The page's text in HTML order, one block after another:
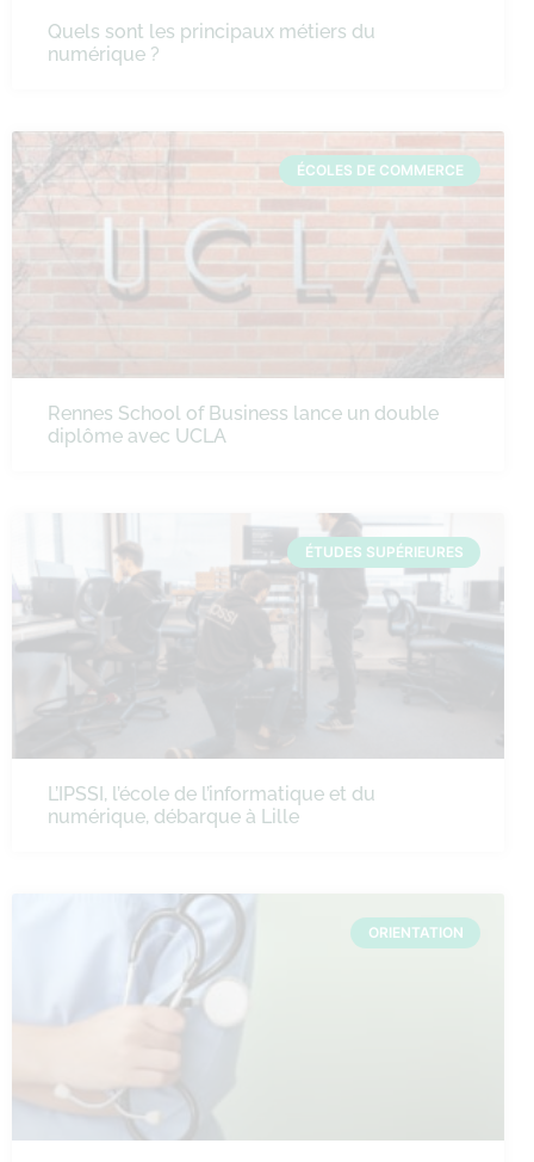
Quels sont les principaux métiers du
numérique ?
ÉCOLES DE COMMERCE
Rennes School of Business lance un double
diplôme avec UCLA
ÉTUDES SUPÉRIEURES
L’IPSSI, l’école de l’informatique et du
numérique, débarque à Lille
ORIENTATION